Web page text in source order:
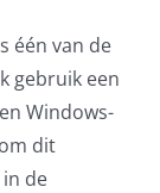
één van de
gebruik een
Windows-
dit
de